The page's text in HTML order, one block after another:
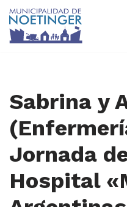
Saltar
Sabrina y
Jornada
Hospital